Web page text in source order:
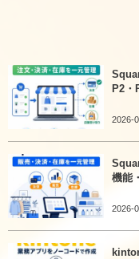
P2・
2026-
機能
2026-